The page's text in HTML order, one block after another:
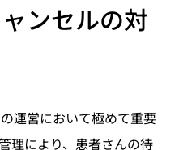
ンセルの対
運営において極めて重要
理により、患者さんの待